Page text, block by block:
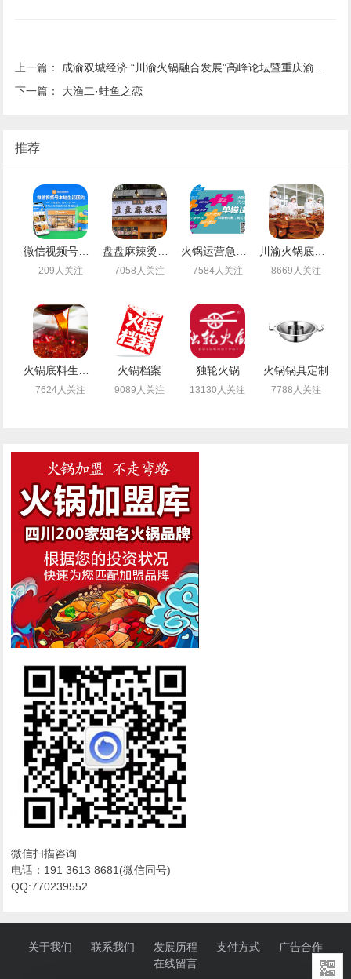
上一篇： 成渝双城经济 “川渝火锅融合发展”高峰论坛暨重庆渝中火锅烧烤行业商会成立大会暨四川省火锅协会与重庆渝中火锅烧烤行业商会达成川渝火锅合作签约仪式
下一篇： 大渔二·蛙鱼之恋
推荐
209人关注 7058人关注 7584人关注
川渝火锅底料乐人食品
8669人关注
7624人关注
火锅档案
9089人关注
独轮火锅
13130人关注
火锅锅具定制
7788人关注
微信扫描咨询
电话：191 3613 8681(微信同号)
QQ:770239552
关于我们 联系我们 发展历程 支付方式
广告合作
在线留言